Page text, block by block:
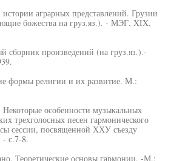
аграрных представлений. Грузии
божества на груз.яз.). - МЭГ, XIX,
сборник произведений (на груз.яз.).-
формы религии и их развитие. М.:
особенности музыкальных
трехголосных песен гармонического
сессии, посвященной ХХУ съезду
с.7-8.
Теоретические основы гармонии. -М.: